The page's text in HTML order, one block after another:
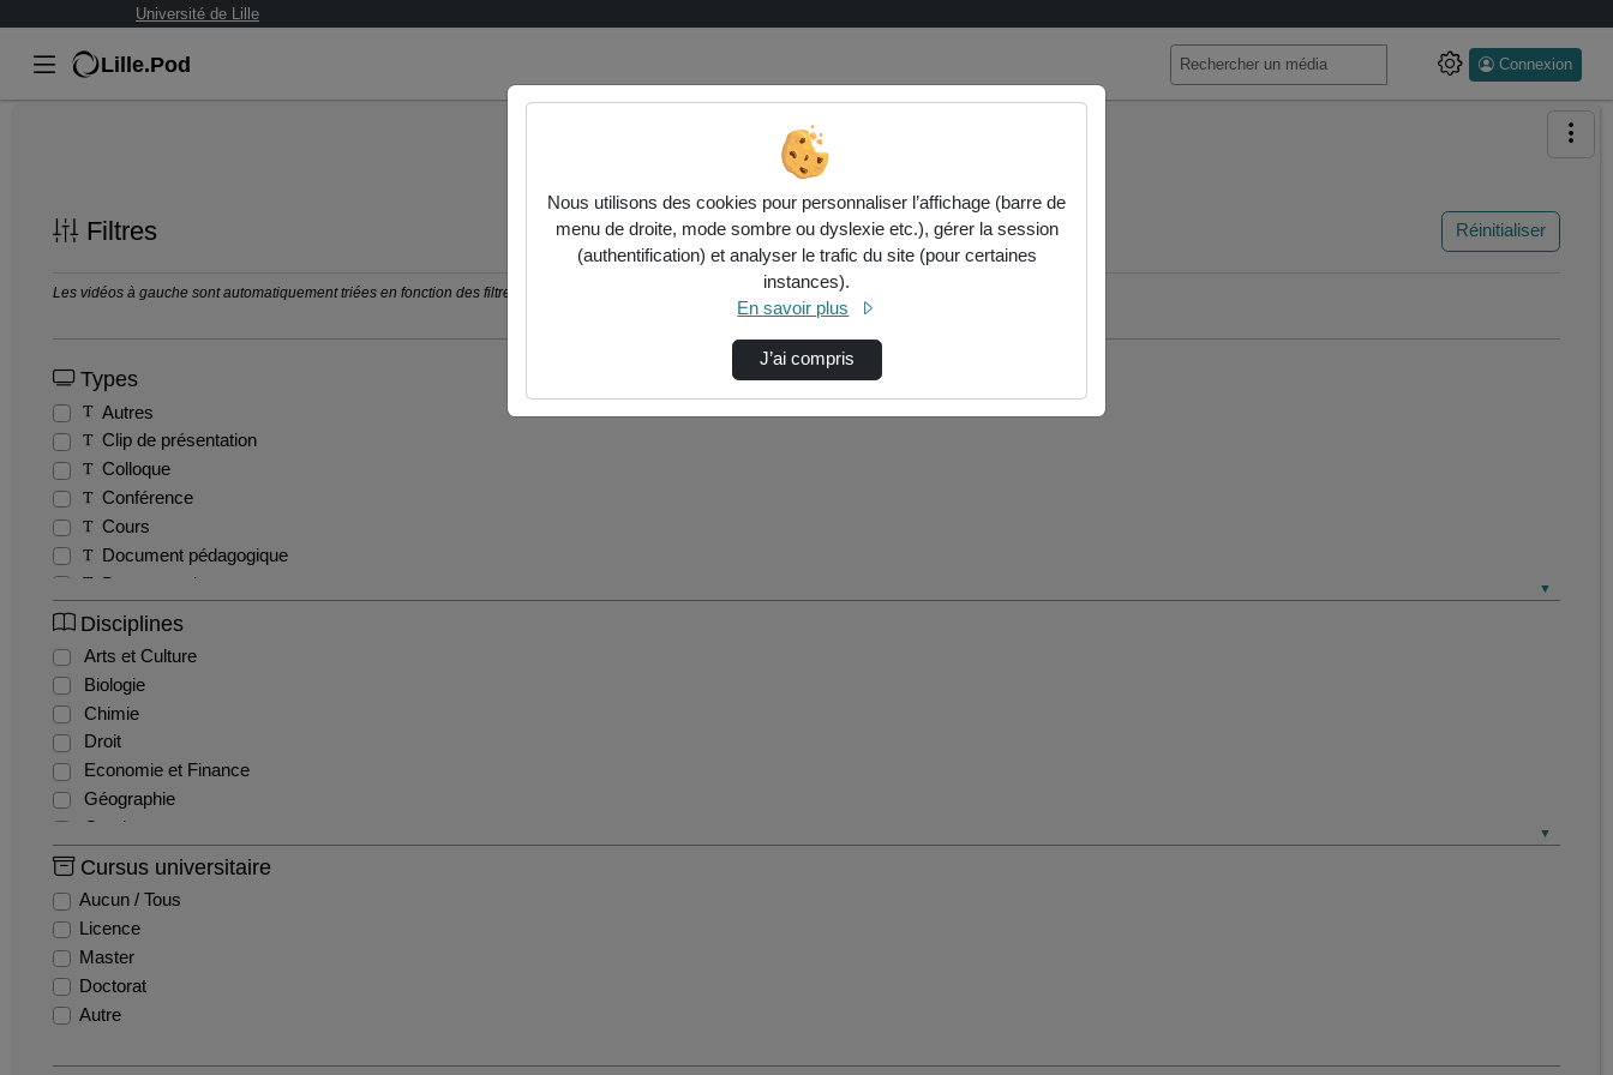
Université de Lille
Lille.Pod Connexion
Filtres Réinitialiser
Les vidéos à gauche sont automatiquement triées en fonction des filtres sélectionnés ci-dessous. Vérifiez les options pour ajuster les résultats.
Types
Autres
Clip de présentation
Colloque
Conférence
Cours
Document pédagogique
Documentaire
Exercice
Interview
Séminaire
Webinaire
Disciplines
Arts et Culture
Biologie
Chimie
Droit
Economie et Finance
Géographie
Gestion
Histoire
Cursus universitaire
Aucun / Tous
Licence
Master
Doctorat
Autre
Nous utilisons des cookies pour personnaliser l’affichage (barre de
menu de droite, mode sombre ou dyslexie etc.), gérer la session
(authentification) et analyser le trafic du site (pour certaines
instances).
En savoir plus
J’ai compris